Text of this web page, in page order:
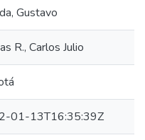
Gustavo
R., Carlos Julio
01-13T16:35:39Z